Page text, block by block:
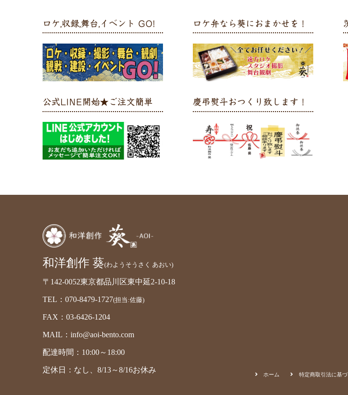
ロケ,収録,舞台,イベント GO! ロケ弁なら葵におまかせを！
公式LINE開始★ご注文簡単 慶弔熨斗おつくり致します！
和洋創作 葵(わようそうさく あおい)
〒142-0052東京都品川区東中延2-10-18
TEL：070-8479-1727(担当:佐藤)
FAX：03-6426-1204
MAIL：info@aoi-bento.com
配達時間：10:00～18:00
定休日：なし、8/13～8/16お休み
ホーム 特定商取引法に基